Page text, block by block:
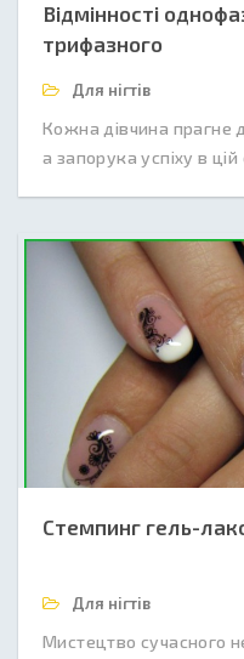
Відмінності
трифазного
Для нігтів
Кожна дівчина прагне
а запорука успіху в
Стемпинг гель-
Для нігтів
Мистецтво сучасного